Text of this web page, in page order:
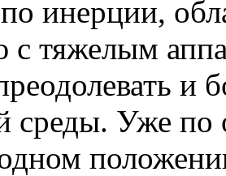
по инерции,
с тяжелым
и
среды. Уже по